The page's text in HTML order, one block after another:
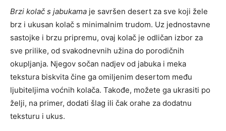
Brzi kolač s jabukama je savršen desert za sve koji žele
brz i ukusan kolač s minimalnim trudom. Uz jednostavne
sastojke i brzu pripremu, ovaj kolač je odličan izbor za
sve prilike, od svakodnevnih užina do porodičnih
okupljanja. Njegov sočan nadjev od jabuka i meka
tekstura biskvita čine ga omiljenim desertom među
ljubiteljima voćnih kolača. Takođe, možete ga ukrasiti po
želji, na primer, dodati šlag ili čak orahe za dodatnu
teksturu i ukus.